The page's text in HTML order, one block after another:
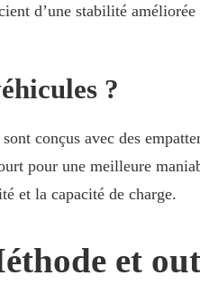
d’une stabilité
?
conçus avec des
pour une meilleure
et la capacité de charge.
et